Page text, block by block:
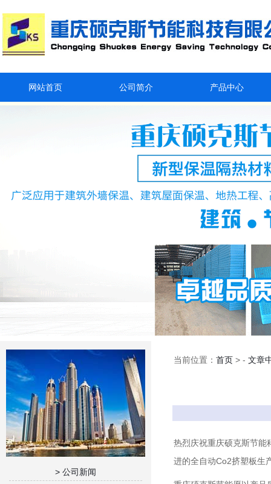
网站首页 公司简介 产品中心
> 公司新闻
当前位置： 首页 > - 文章
热烈庆祝重庆硕克斯节能
进的全自动Co2挤塑板生